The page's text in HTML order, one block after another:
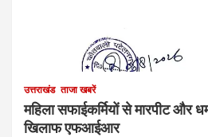
उत्तराखंड ताजा खबरें
महिला सफाईकर्मियों से मारपीट
खिलाफ एफआईआर